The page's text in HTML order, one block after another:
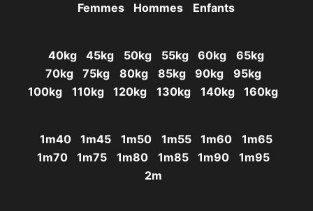
Femmes Hommes Enfants
40kg 45kg 50kg 55kg 60kg
65kg
70kg
75kg 80kg 85kg 90kg
95kg
100kg
110kg 120kg 130kg 140kg 160kg
1m40 1m45 1m50 1m55 1m60
1m65
1m70
1m75 1m80 1m85 1m90
1m95
2m